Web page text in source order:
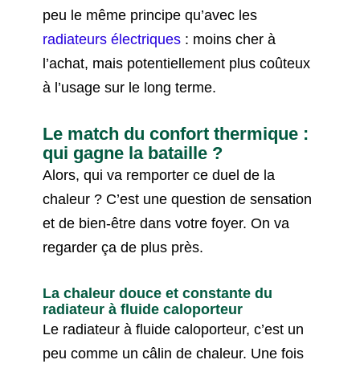
peu le même principe qu’avec les
radiateurs électriques : moins cher à
l’achat, mais potentiellement plus coûteux
à l’usage sur le long terme.
Le match du confort thermique :
qui gagne la bataille ?
Alors, qui va remporter ce duel de la
chaleur ? C’est une question de sensation
et de bien-être dans votre foyer. On va
regarder ça de plus près.
La chaleur douce et constante du
radiateur à fluide caloporteur
Le radiateur à fluide caloporteur, c’est un
peu comme un câlin de chaleur. Une fois